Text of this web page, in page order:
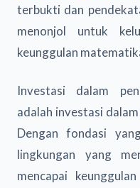
terbukti dan
menonjol untuk
keunggulan
Investasi dalam
adalah investasi
Dengan fondasi
lingkungan yang
mencapai